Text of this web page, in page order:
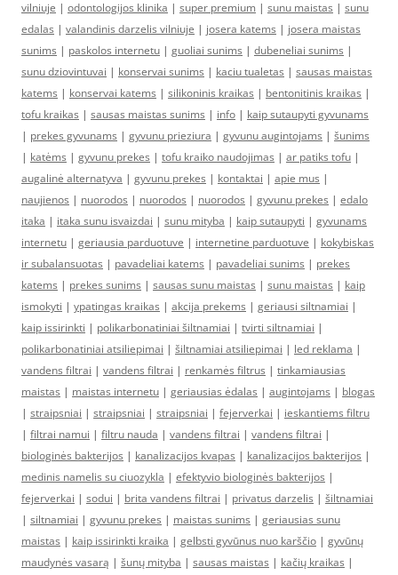
vilniuje | odontologijos klinika | super premium | sunu maistas | sunu
edalas | valandinis darzelis vilniuje | josera katems | josera maistas
sunims | paskolos internetu | guoliai sunims | dubeneliai sunims |
sunu dziovintuvai | konservai sunims | kaciu tualetas | sausas maistas
katems | konservai katems | silikoninis kraikas | bentonitinis kraikas |
tofu kraikas | sausas maistas sunims | info | kaip sutaupyti gyvunams
| prekes gyvunams | gyvunu prieziura | gyvunu augintojams | šunims
| katėms | gyvunu prekes | tofu kraiko naudojimas | ar patiks tofu |
augalinė alternatyva | gyvunu prekes | kontaktai | apie mus |
naujienos | nuorodos | nuorodos | nuorodos | gyvunu prekes | edalo
itaka | itaka sunu isvaizdai | sunu mityba | kaip sutaupyti | gyvunams
internetu | geriausia parduotuve | internetine parduotuve | kokybiskas
ir subalansuotas | pavadeliai katems | pavadeliai sunims | prekes
katems | prekes sunims | sausas sunu maistas | sunu maistas | kaip
ismokyti | ypatingas kraikas | akcija prekems | geriausi siltnamiai |
kaip issirinkti | polikarbonatiniai šiltnamiai | tvirti siltnamiai |
polikarbonatiniai atsiliepimai | šiltnamiai atsiliepimai | led reklama |
vandens filtrai | vandens filtrai | renkamės filtrus | tinkamiausias
maistas | maistas internetu | geriausias ėdalas | augintojams | blogas
| straipsniai | straipsniai | straipsniai | fejerverkai | ieskantiems filtru
| filtrai namui | filtru nauda | vandens filtrai | vandens filtrai |
biologinės bakterijos | kanalizacijos kvapas | kanalizacijos bakterijos |
medinis namelis su ciuozykla | efektyvio biologinės bakterijos |
fejerverkai | sodui | brita vandens filtrai | privatus darzelis | šiltnamiai
| siltnamiai | gyvunu prekes | maistas sunims | geriausias sunu
maistas | kaip issirinkti kraika | gelbsti gyvūnus nuo karščio | gyvūnų
maudynės vasarą | šunų mityba | sausas maistas | kačių kraikas |